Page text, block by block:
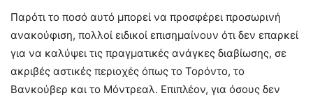
Παρότι το ποσό αυτό μπορεί να προσφέρει προσωρινή
ανακούφιση, πολλοί ειδικοί επισημαίνουν ότι δεν επαρκεί
για να καλύψει τις πραγματικές ανάγκες διαβίωσης, σε
ακριβές αστικές περιοχές όπως το Τορόντο, το
Βανκούβερ και το Μόντρεαλ. Επιπλέον, για όσους δεν